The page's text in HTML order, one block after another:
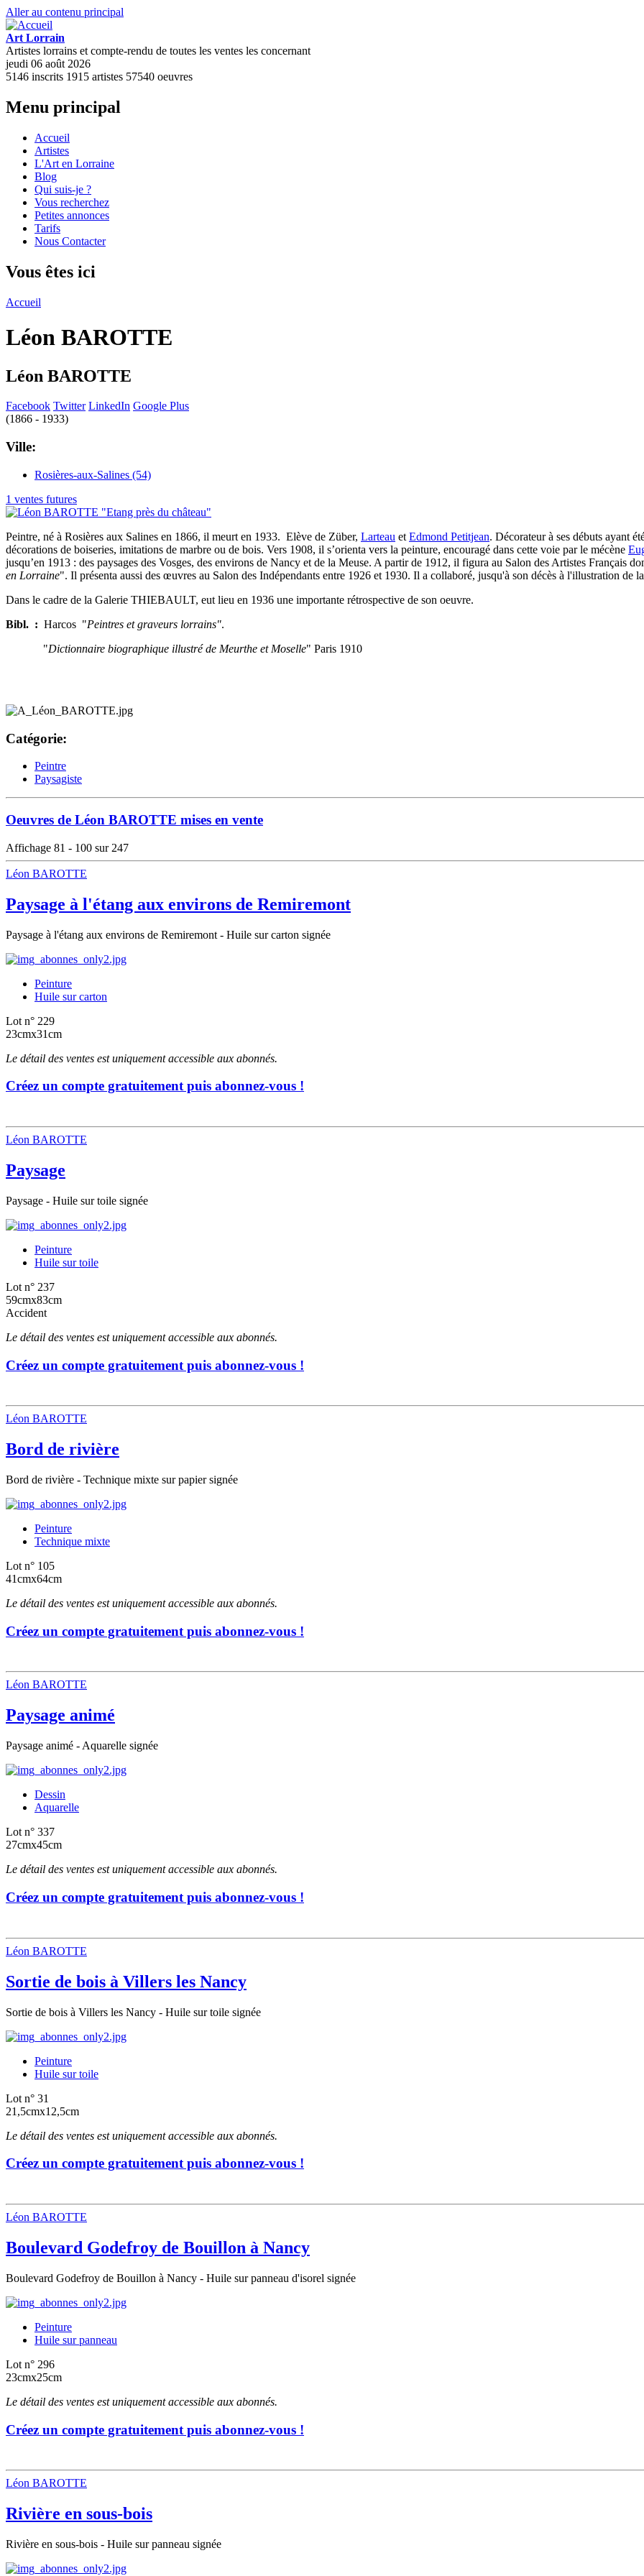
Aller au contenu principal
Art Lorrain
Artistes lorrains et compte-rendu de toutes les ventes les concernant
jeudi 06 août 2026
5146 inscrits 1915 artistes 57540 oeuvres
Menu principal
Accueil
Artistes
L'Art en Lorraine
Blog
Qui suis-je ?
Vous recherchez
Petites annonces
Tarifs
Nous Contacter
Vous êtes ici
Accueil
Léon BAROTTE
Léon BAROTTE
Facebook Twitter LinkedIn Google Plus
(1866 - 1933)
Ville:
Rosières-aux-Salines (54)
1 ventes futures
Peintre, né à Rosières aux Salines en 1866, il meurt en 1933. Elève de Züber, Larteau et Edmond Petitjean. Décorateur à ses débuts ayant
décorations de boiseries, imitations de marbre ou de bois. Vers 1908, il s’orienta vers la peinture, encouragé dans cette voie par le mécène
jusqu’en 1913 : des paysages des Vosges, des environs de Nancy et de la Meuse. A partir de 1912, il figura au Salon des Artistes Français
en Lorraine". Il présenta aussi des œuvres au Salon des Indépendants entre 1926 et 1930. Il a collaboré, jusqu'à son décès à l'illustration de
Dans le cadre de la Galerie THIEBAULT, eut lieu en 1936 une importante rétrospective de son oeuvre.
Bibl. : Harcos "Peintres et graveurs lorrains".
"Dictionnaire biographique illustré de Meurthe et Moselle" Paris 1910
Catégorie:
Peintre
Paysagiste
Oeuvres de Léon BAROTTE mises en vente
Affichage 81 - 100 sur 247
Léon BAROTTE
Paysage à l'étang aux environs de Remiremont
Paysage à l'étang aux environs de Remiremont - Huile sur carton signée
Peinture
Huile sur carton
Lot n° 229
23cmx31cm
Le détail des ventes est uniquement accessible aux abonnés.
Créez un compte gratuitement puis abonnez-vous !
Léon BAROTTE
Paysage
Paysage - Huile sur toile signée
Peinture
Huile sur toile
Lot n° 237
59cmx83cm
Accident
Le détail des ventes est uniquement accessible aux abonnés.
Créez un compte gratuitement puis abonnez-vous !
Léon BAROTTE
Bord de rivière
Bord de rivière - Technique mixte sur papier signée
Peinture
Technique mixte
Lot n° 105
41cmx64cm
Le détail des ventes est uniquement accessible aux abonnés.
Créez un compte gratuitement puis abonnez-vous !
Léon BAROTTE
Paysage animé
Paysage animé - Aquarelle signée
Dessin
Aquarelle
Lot n° 337
27cmx45cm
Le détail des ventes est uniquement accessible aux abonnés.
Créez un compte gratuitement puis abonnez-vous !
Léon BAROTTE
Sortie de bois à Villers les Nancy
Sortie de bois à Villers les Nancy - Huile sur toile signée
Peinture
Huile sur toile
Lot n° 31
21,5cmx12,5cm
Le détail des ventes est uniquement accessible aux abonnés.
Créez un compte gratuitement puis abonnez-vous !
Léon BAROTTE
Boulevard Godefroy de Bouillon à Nancy
Boulevard Godefroy de Bouillon à Nancy - Huile sur panneau d'isorel signée
Peinture
Huile sur panneau
Lot n° 296
23cmx25cm
Le détail des ventes est uniquement accessible aux abonnés.
Créez un compte gratuitement puis abonnez-vous !
Léon BAROTTE
Rivière en sous-bois
Rivière en sous-bois - Huile sur panneau signée